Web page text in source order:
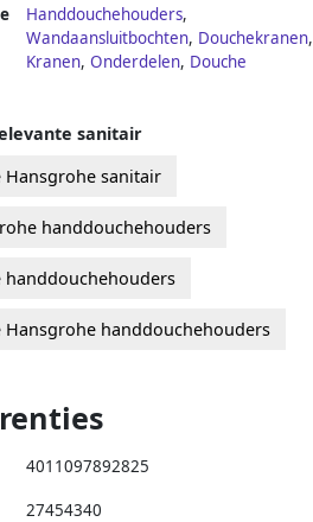
Handdouchehouders,
Wandaansluitbochten, Douchekranen,
Kranen, Onderdelen, Douche
sanitair
Hansgrohe sanitair
handdouchehouders
handdouchehouders
Hansgrohe handdouchehouders
4011097892825
27454340